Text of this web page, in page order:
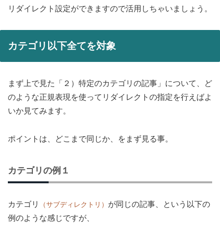
リダイレクト設定ができますので活用しちゃいましょう。
カテゴリ以下全てを対象
まず上で見た「２）特定のカテゴリの記事」について、ど
のような正規表現を使ってリダイレクトの指定を行えばよ
いか見てみます。
ポイントは、どこまで同じか、をまず見る事。
カテゴリの例１
カテゴリ （サブディレクトリ） が同じの記事、という以下の
例のような感じですが、